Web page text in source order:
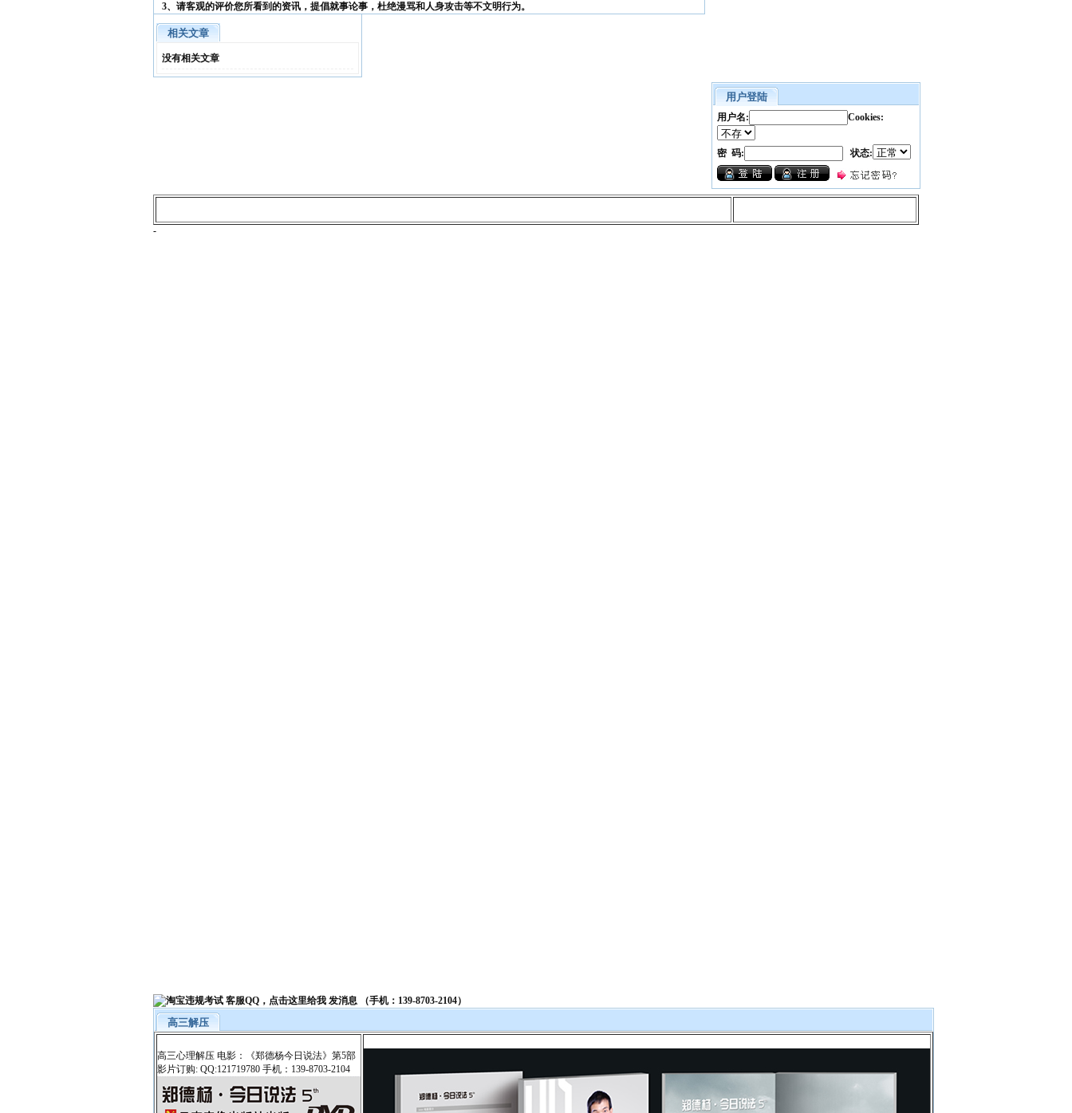
3、请客观的评价您所看到的资讯，提倡就事论事，杜绝漫骂和人身攻击等不文明行为。
相关文章
没有相关文章
用户登陆
用户名: Cookies:
密 码: 状态:
-
高三解压
高三心理解压 电影：《郑德杨今日说法》第5部
影片订购: QQ:121719780 手机：139-8703-2104